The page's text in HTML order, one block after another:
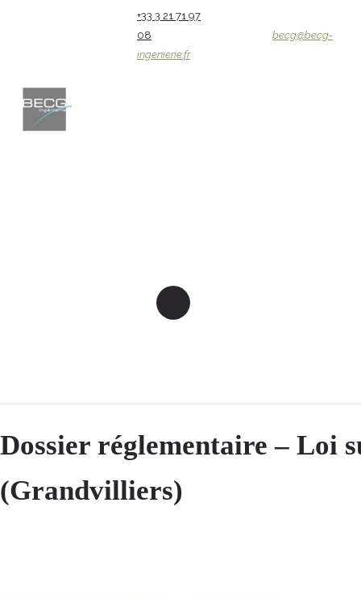
+33 3 21 71 97
08
becg@becg-
ingenierie.fr
Dossier réglementaire – Loi
(Grandvilliers)